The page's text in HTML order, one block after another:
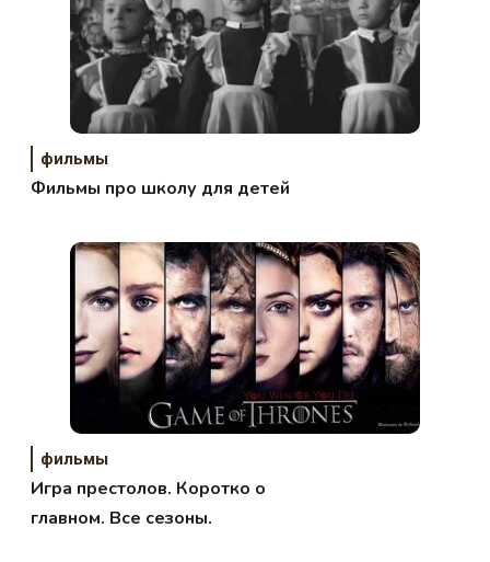
фильмы
Фильмы про школу для детей
фильмы
Игра престолов. Коротко о
главном. Все сезоны.